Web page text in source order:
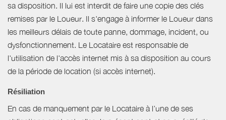
sa disposition. Il lui est interdit de faire une copie des clés
remises par le Loueur. Il s'engage à informer le Loueur dans
les meilleurs délais de toute panne, dommage, incident, ou
dysfonctionnement. Le Locataire est responsable de
l'utilisation de l'accès internet mis à sa disposition au cours
de la période de location (si accès internet).
Résiliation
En cas de manquement par le Locataire à l’une de ses